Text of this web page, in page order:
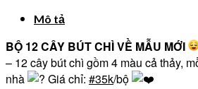
Mô tả
BỘ 12 CÂY BÚT CHÌ VỀ MẪU MỚI
– 12 cây bút chì gồm 4 màu cả thảy,
nhà
Giá chỉ: #35k/bộ